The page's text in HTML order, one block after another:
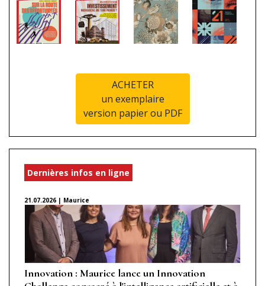
ACHETER
un exemplaire
version papier ou PDF
Dernières infos en ligne
21.07.2026 | Maurice
Innovation : Maurice lance un Innovation